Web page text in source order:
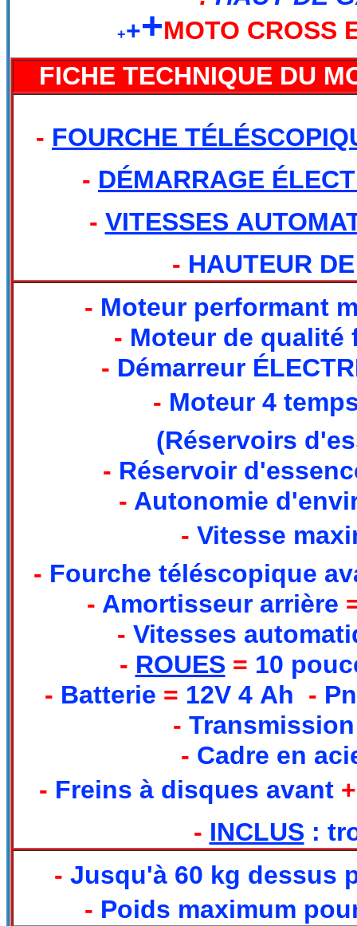
+++MOTO CROSS
FICHE TECHNIQUE DU
- FOURCHE
- DÉMARRAGE
- VITESSES
- HAUTEUR
- Moteur performant
- Moteur de
- Démarreur
- Moteur 4
(Réservoirs
- Réservoir
- Autonomie
- Vitesse
- Fourche téléscopique
- Amortisseur arrière
- Vitesses
- ROUES = 10
- Batterie = 12V 4 Ah -
-
- Cadre en
- Freins à disques avant +
- INCLUS :
- Jusqu'à 60 kg dessus
- Poids maximum